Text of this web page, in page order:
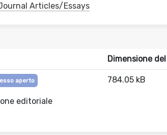
Articles/Essays
Dimensione
aperto
editoriale
784.05 kB